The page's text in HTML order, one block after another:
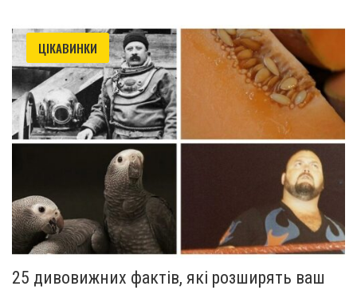
ЦІКАВИНКИ
25 дивовижних фактів, які розширять ваш